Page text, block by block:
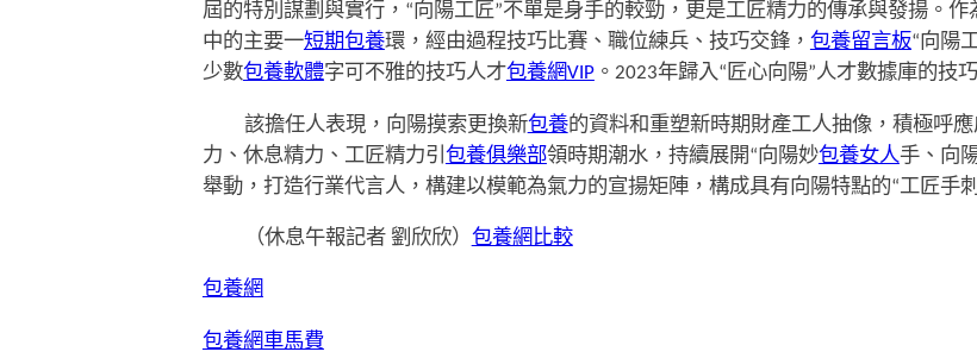
屆的特別謀劃與實行，“向陽工匠”不單是身手的較勁，更是工匠精力的傳承與發揚。
中的主要一短期包養環，經由過程技巧比賽、職位練兵、技巧交鋒， 包養留言板“向陽
少數包養軟體字可不雅的技巧人才包養網VIP。2023年歸入“匠心向陽”人才數據庫的技
該擔任人表現，向陽摸索更換新包養的資料和重塑新時期財產工人抽像，積極呼
力、休息精力、工匠精力引 包養俱樂部領時期潮水，持續展開“向陽妙包養女人手、向
舉動，打造行業代言人，構建以模範為氣力的宣揚矩陣，構成具有向陽特點的“工匠手刺
（休息午報記者 劉欣欣） 包養網比較
包養網
包養網車馬費